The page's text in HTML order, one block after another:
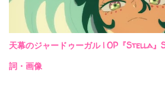
天幕のジャードゥーガル | OP『Stella
詞・画像